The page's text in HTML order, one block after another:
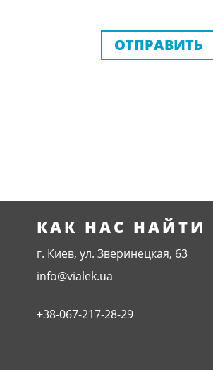
ОТПРАВИТЬ
КАК НАС НАЙТИ
г. Киев, ул. Зверинецкая, 63
info@vialek.ua
+38-067-217-28-29